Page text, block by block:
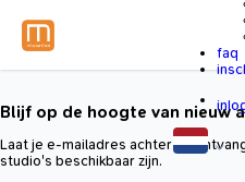
faq
Blijf op de hoogte van nieuw
Laat je e-mailadres achter en
studio's beschikbaar zijn.